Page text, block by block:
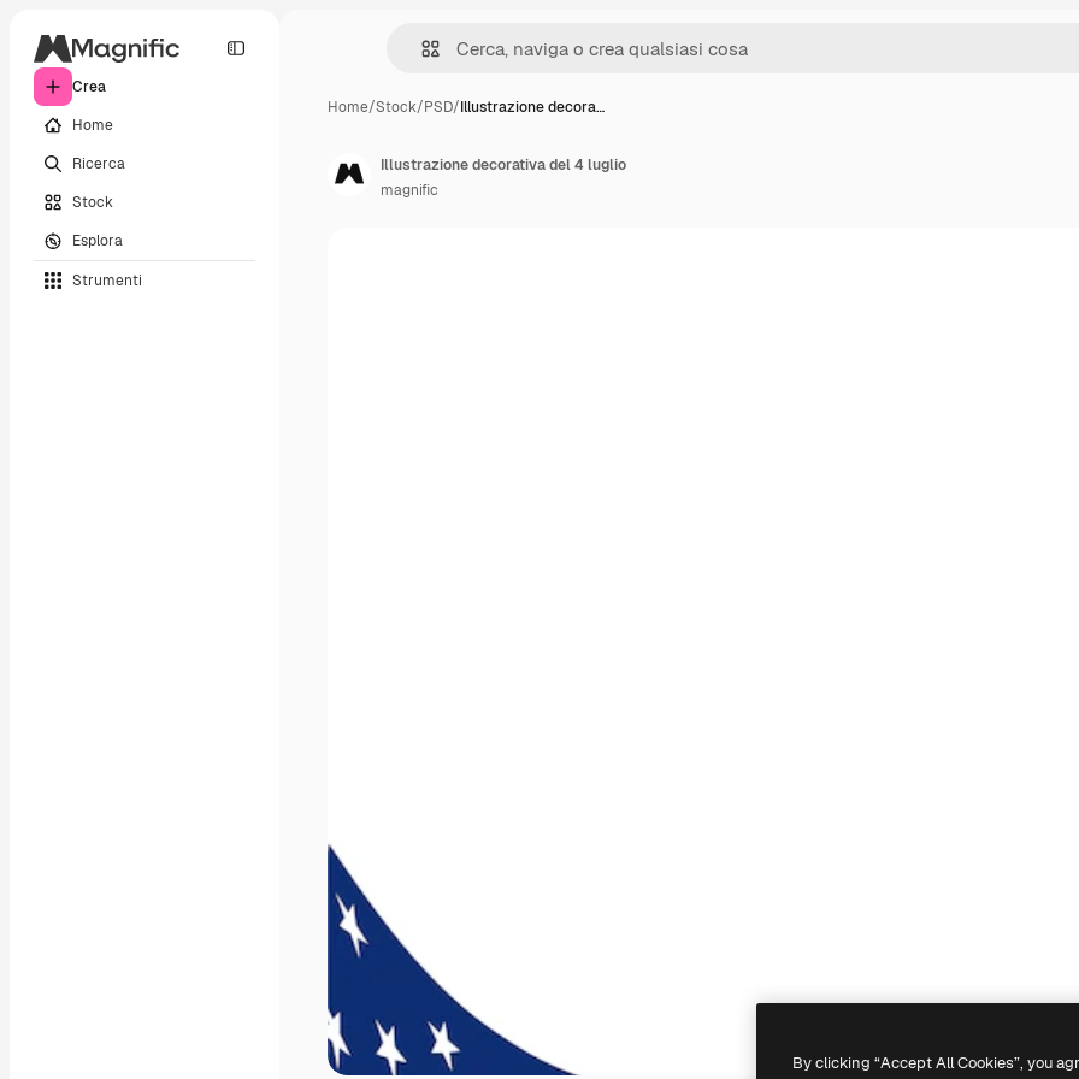
Crea
Home
Ricerca
Stock
Esplora
Strumenti
Home/Stock/PSD/Illustrazione decora…
Illustrazione decorativa del 4 luglio
magnific
By clicking “Accept All Cookies”, you